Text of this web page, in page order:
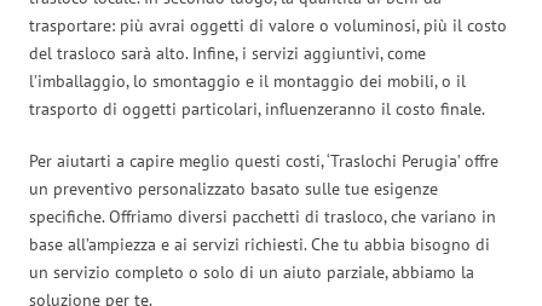
trasportare: più avrai oggetti di valore o voluminosi, più il costo
del trasloco sarà alto. Infine, i servizi aggiuntivi, come
l’imballaggio, lo smontaggio e il montaggio dei mobili, o il
trasporto di oggetti particolari, influenzeranno il costo finale.
Per aiutarti a capire meglio questi costi, ‘Traslochi Perugia’ offre
un preventivo personalizzato basato sulle tue esigenze
specifiche. Offriamo diversi pacchetti di trasloco, che variano in
base all’ampiezza e ai servizi richiesti. Che tu abbia bisogno di
un servizio completo o solo di un aiuto parziale, abbiamo la
soluzione per te.